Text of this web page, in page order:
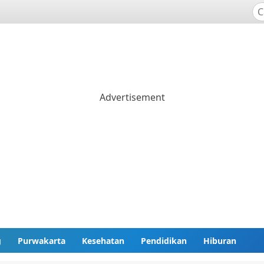
Purwakarta Kesehatan Pendidikan Hiburan